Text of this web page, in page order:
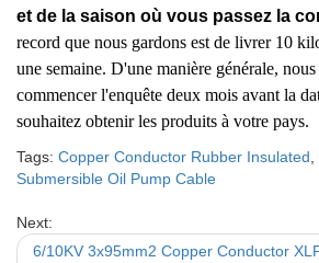
et de la saison où vous passez la
record que nous gardons est de livrer 10
une semaine. D'une manière générale,
commencer l'enquête deux mois avant la
souhaitez obtenir les produits à votre pays.
Tags: Copper Conductor Rubber Insulated
Submersible Oil Pump Cable
Next:
6/10KV 3x95mm2 Copper Conductor